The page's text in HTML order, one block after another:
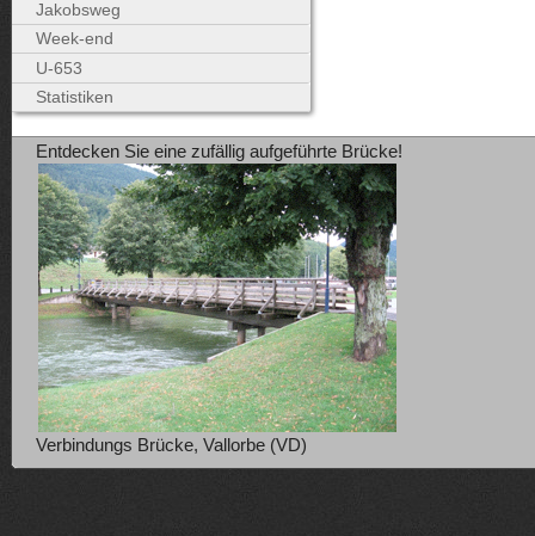
Jakobsweg
Week-end
U-653
Statistiken
Entdecken Sie eine zufällig aufgeführte Brücke!
Verbindungs Brücke, Vallorbe (VD)